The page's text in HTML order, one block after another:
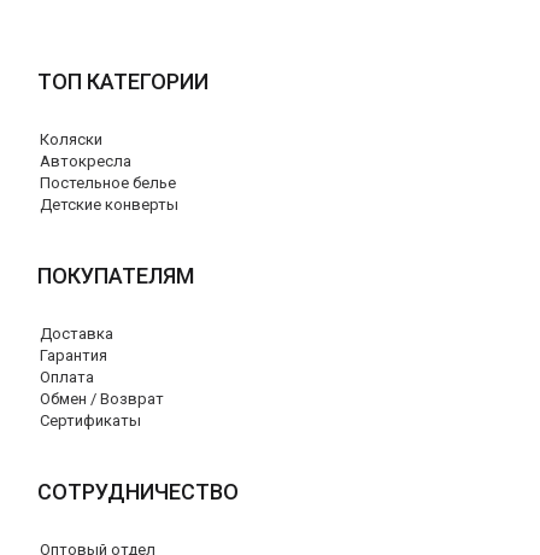
ТОП КАТЕГОРИИ
Коляски
Автокресла
Постельное белье
Детские конверты
ПОКУПАТЕЛЯМ
Доставка
Гарантия
Оплата
Обмен / Возврат
Сертификаты
СОТРУДНИЧЕСТВО
Оптовый отдел